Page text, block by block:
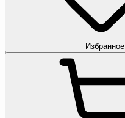
Избранное